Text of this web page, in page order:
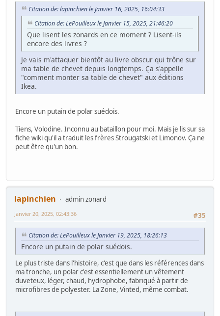
Citation de: lapinchien le Janvier 16, 2025, 16:04:33
Citation de: LePouilleux le Janvier 15, 2025, 21:46:20
Que lisent les zonards en ce moment ? Lisent-ils
encore des livres ?
Je vais m'attaquer bientôt au livre obscur qui trône sur
ma table de chevet depuis longtemps. Ça s'appelle
"comment monter sa table de chevet" aux éditions
Ikea.
Encore un putain de polar suédois.
Tiens, Volodine. Inconnu au bataillon pour moi. Mais je lis sur sa
fiche wiki qu'il a traduit les frères Strougatski et Limonov. Ça ne
peut être qu'un bon.
lapinchien
admin zonard
#35
Janvier 20, 2025, 02:43:36
Citation de: LePouilleux le Janvier 19, 2025, 18:26:13
Encore un putain de polar suédois.
Le plus triste dans l'histoire, c'est que dans les références dans
ma tronche, un polar c'est essentiellement un vêtement
duveteux, léger, chaud, hydrophobe, fabriqué à partir de
microfibres de polyester. La Zone, Vinted, même combat.